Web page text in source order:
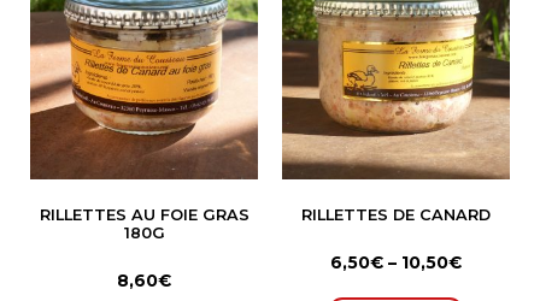
RILLETTES AU FOIE GRAS
180G
8,60€
RILLETTES DE CANARD
6,50€ – 10,50€